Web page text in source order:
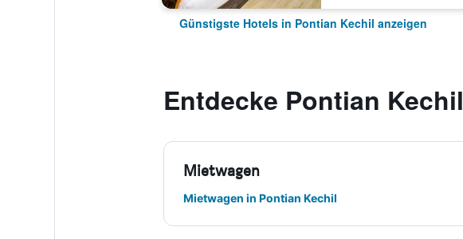
Günstigste Hotels in Pontian Kechil anzeigen
Entdecke Pontian Kechil
Mietwagen
Mietwagen in Pontian Kechil